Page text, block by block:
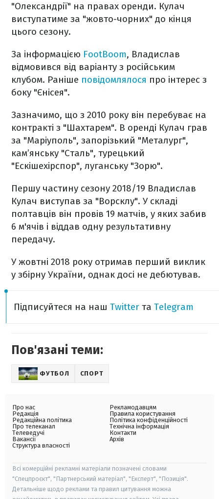
"Олександрії" на правах оренди. Кулач
виступатиме за "жовто-чорних" до кінця
цього сезону.
За інформацією FootBoom, Владислав
відмовився від варіанту з російським
клубом. Раніше повідомлялося про інтерес з
боку "Єнісея".
Зазначимо, що з 2010 року він перебуває на
контракті з "Шахтарем". В оренді Кулач грав
за "Маріуполь", запорізький "Металург",
кам’янську "Сталь", турецький
"Ескішехірспор", луганську "Зорю".
Першу частину сезону 2018/19 Владислав
Кулач виступав за "Ворсклу". У складі
полтавців він провів 19 матчів, у яких забив
6 м'ячів і віддав одну результативну
передачу.
У жовтні 2018 року отримав перший виклик
у збірну України, однак досі не дебютував.
Підписуйтеся на наш Twitter та Telegram
Пов'язані теми:
ФУТБОЛ СПОРТ
Про нас
Редакція
Редакційна політика
Про телеканал
Телеведучі
Вакансії
Структура власності
Рекламодавцям
Правила користування
Політика конфіденційності
Технічна інформація
Контакти
Архів
Всі комерційні рекламні матеріали позначені словами
"Спецпроєкт", "Партнерський матеріал", "Експерт", "Позиція".
Детальніше щодо реклами та правил цитування можна